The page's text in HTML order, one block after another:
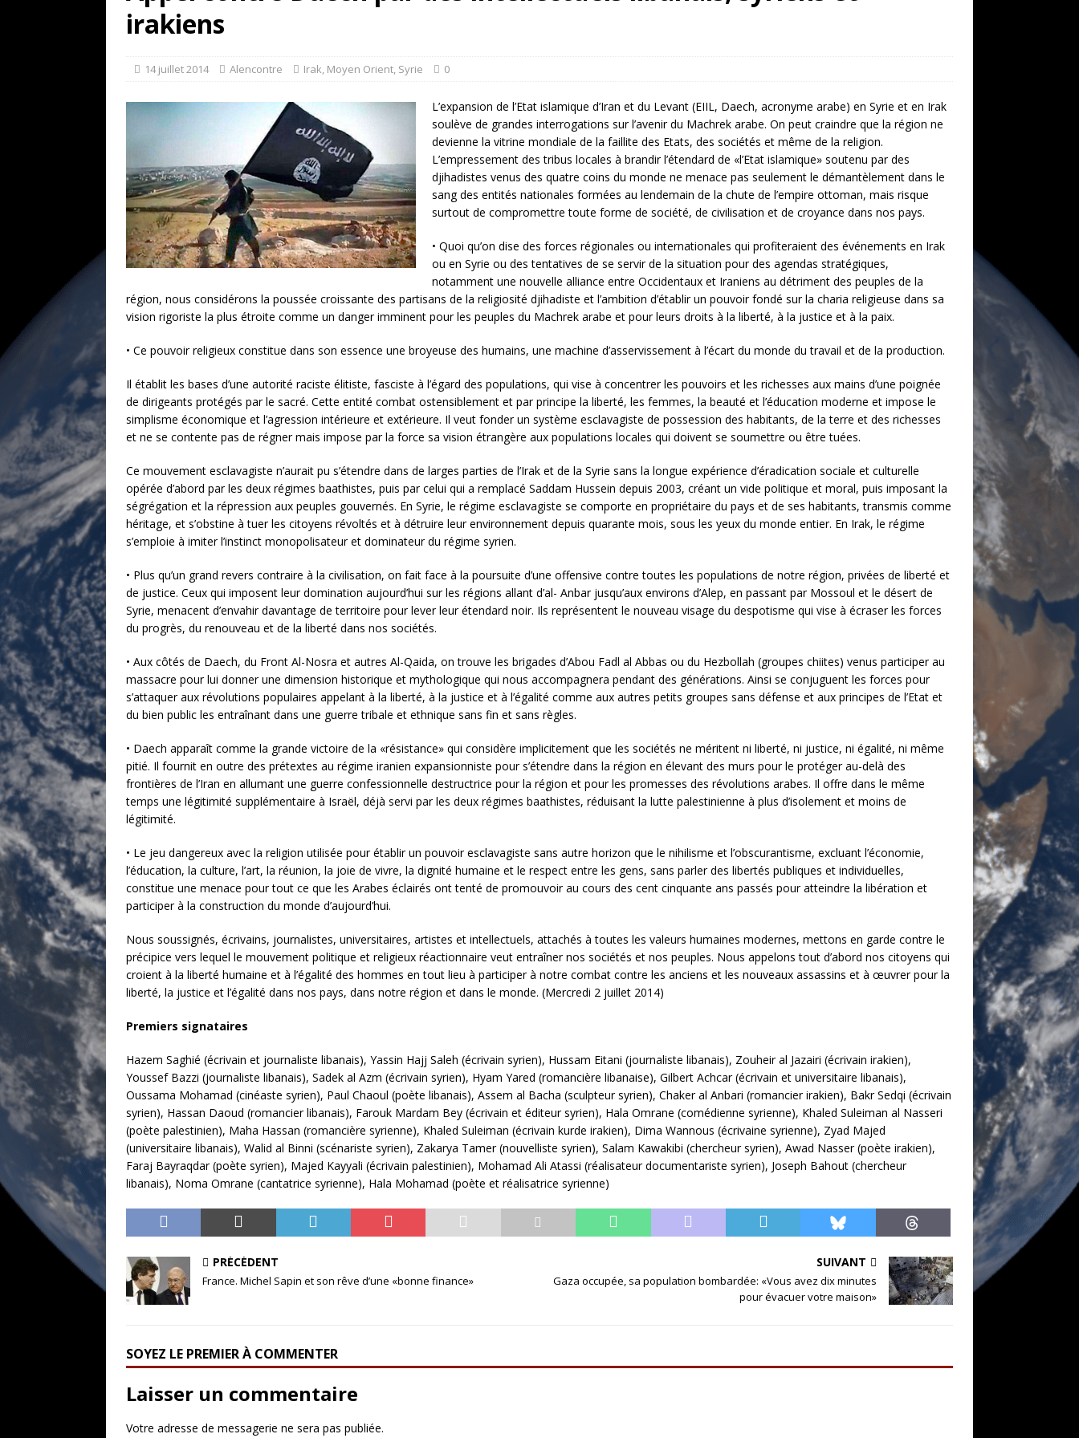
«Le discours de Trump sur la “fraude électorale” était une blague de mauvais goût…
et une menace»
irakiens
14 juillet 2014 Alencontre Irak, Moyen Orient, Syrie 0
L’expansion de l’Etat islamique d’Iran et du Levant (EIIL, Daech, acronyme arabe) en Syrie et en Irak
soulève de grandes interrogations sur l’avenir du Machrek arabe. On peut craindre que la région ne
devienne la vitrine mondiale de la faillite des Etats, des sociétés et même de la religion.
L’empressement des tribus locales à brandir l’étendard de «l’Etat islamique» soutenu par des
djihadistes venus des quatre coins du monde ne menace pas seulement le démantèlement dans le
sang des entités nationales formées au lendemain de la chute de l’empire ottoman, mais risque
surtout de compromettre toute forme de société, de civilisation et de croyance dans nos pays.
• Quoi qu’on dise des forces régionales ou internationales qui profiteraient des événements en Irak
ou en Syrie ou des tentatives de se servir de la situation pour des agendas stratégiques,
notamment une nouvelle alliance entre Occidentaux et Iraniens au détriment des peuples de la
région, nous considérons la poussée croissante des partisans de la religiosité djihadiste et l’ambition d’établir un pouvoir fondé sur la charia religieuse dans sa
vision rigoriste la plus étroite comme un danger imminent pour les peuples du Machrek arabe et pour leurs droits à la liberté, à la justice et à la paix.
• Ce pouvoir religieux constitue dans son essence une broyeuse des humains, une machine d’asservissement à l’écart du monde du travail et de la production.
Il établit les bases d’une autorité raciste élitiste, fasciste à l’égard des populations, qui vise à concentrer les pouvoirs et les richesses aux mains d’une poignée
de dirigeants protégés par le sacré. Cette entité combat ostensiblement et par principe la liberté, les femmes, la beauté et l’éducation moderne et impose le
simplisme économique et l’agression intérieure et extérieure. Il veut fonder un système esclavagiste de possession des habitants, de la terre et des richesses
et ne se contente pas de régner mais impose par la force sa vision étrangère aux populations locales qui doivent se soumettre ou être tuées.
Ce mouvement esclavagiste n’aurait pu s’étendre dans de larges parties de l’Irak et de la Syrie sans la longue expérience d’éradication sociale et culturelle
opérée d’abord par les deux régimes baathistes, puis par celui qui a remplacé Saddam Hussein depuis 2003, créant un vide politique et moral, puis imposant la
ségrégation et la répression aux peuples gouvernés. En Syrie, le régime esclavagiste se comporte en propriétaire du pays et de ses habitants, transmis comme
héritage, et s’obstine à tuer les citoyens révoltés et à détruire leur environnement depuis quarante mois, sous les yeux du monde entier. En Irak, le régime
s’emploie à imiter l’instinct monopolisateur et dominateur du régime syrien.
• Plus qu’un grand revers contraire à la civilisation, on fait face à la poursuite d’une offensive contre toutes les populations de notre région, privées de liberté et
de justice. Ceux qui imposent leur domination aujourd’hui sur les régions allant d’al- Anbar jusqu’aux environs d’Alep, en passant par Mossoul et le désert de
Syrie, menacent d’envahir davantage de territoire pour lever leur étendard noir. Ils représentent le nouveau visage du despotisme qui vise à écraser les forces
du progrès, du renouveau et de la liberté dans nos sociétés.
• Aux côtés de Daech, du Front Al-Nosra et autres Al-Qaida, on trouve les brigades d’Abou Fadl al Abbas ou du Hezbollah (groupes chiites) venus participer au
massacre pour lui donner une dimension historique et mythologique qui nous accompagnera pendant des générations. Ainsi se conjuguent les forces pour
s’attaquer aux révolutions populaires appelant à la liberté, à la justice et à l’égalité comme aux autres petits groupes sans défense et aux principes de l’Etat et
du bien public les entraînant dans une guerre tribale et ethnique sans fin et sans règles.
• Daech apparaît comme la grande victoire de la «résistance» qui considère implicitement que les sociétés ne méritent ni liberté, ni justice, ni égalité, ni même
pitié. Il fournit en outre des prétextes au régime iranien expansionniste pour s’étendre dans la région en élevant des murs pour le protéger au-delà des
frontières de l’Iran en allumant une guerre confessionnelle destructrice pour la région et pour les promesses des révolutions arabes. Il offre dans le même
temps une légitimité supplémentaire à Israël, déjà servi par les deux régimes baathistes, réduisant la lutte palestinienne à plus d’isolement et moins de
légitimité.
• Le jeu dangereux avec la religion utilisée pour établir un pouvoir esclavagiste sans autre horizon que le nihilisme et l’obscurantisme, excluant l’économie,
l’éducation, la culture, l’art, la réunion, la joie de vivre, la dignité humaine et le respect entre les gens, sans parler des libertés publiques et individuelles,
constitue une menace pour tout ce que les Arabes éclairés ont tenté de promouvoir au cours des cent cinquante ans passés pour atteindre la libération et
participer à la construction du monde d’aujourd’hui.
Nous soussignés, écrivains, journalistes, universitaires, artistes et intellectuels, attachés à toutes les valeurs humaines modernes, mettons en garde contre le
précipice vers lequel le mouvement politique et religieux réactionnaire veut entraîner nos sociétés et nos peuples. Nous appelons tout d’abord nos citoyens qui
croient à la liberté humaine et à l’égalité des hommes en tout lieu à participer à notre combat contre les anciens et les nouveaux assassins et à œuvrer pour la
liberté, la justice et l’égalité dans nos pays, dans notre région et dans le monde. (Mercredi 2 juillet 2014)
Premiers signataires
Hazem Saghié (écrivain et journaliste libanais), Yassin Hajj Saleh (écrivain syrien), Hussam Eitani (journaliste libanais), Zouheir al Jazairi (écrivain irakien),
Youssef Bazzi (journaliste libanais), Sadek al Azm (écrivain syrien), Hyam Yared (romancière libanaise), Gilbert Achcar (écrivain et universitaire libanais),
Oussama Mohamad (cinéaste syrien), Paul Chaoul (poète libanais), Assem al Bacha (sculpteur syrien), Chaker al Anbari (romancier irakien), Bakr Sedqi (écrivain
syrien), Hassan Daoud (romancier libanais), Farouk Mardam Bey (écrivain et éditeur syrien), Hala Omrane (comédienne syrienne), Khaled Suleiman al Nasseri
(poète palestinien), Maha Hassan (romancière syrienne), Khaled Suleiman (écrivain kurde irakien), Dima Wannous (écrivaine syrienne), Zyad Majed
(universitaire libanais), Walid al Binni (scénariste syrien), Zakarya Tamer (nouvelliste syrien), Salam Kawakibi (chercheur syrien), Awad Nasser (poète irakien),
Faraj Bayraqdar (poète syrien), Majed Kayyali (écrivain palestinien), Mohamad Ali Atassi (réalisateur documentariste syrien), Joseph Bahout (chercheur
libanais), Noma Omrane (cantatrice syrienne), Hala Mohamad (poète et réalisatrice syrienne)
PRÉCÉDENT
France. Michel Sapin et son rêve d’une «bonne finance»
SUIVANT
Gaza occupée, sa population bombardée: «Vous avez dix minutes
pour évacuer votre maison»
SOYEZ LE PREMIER À COMMENTER
Laisser un commentaire
Votre adresse de messagerie ne sera pas publiée.